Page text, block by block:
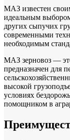
МАЗ известен
идеальным
других сыпучих
современными
необходимым
МАЗ зерновоз —
предназначен для
высокой
условиях
помощником в